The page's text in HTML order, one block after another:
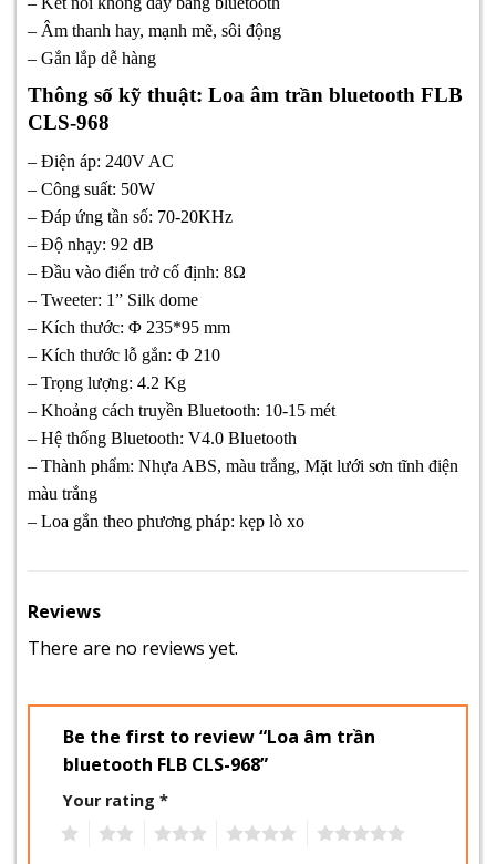
– Âm thanh hay, mạnh mẽ, sôi động
– Gắn lắp dễ hàng
Thông số kỹ thuật: Loa âm trần bluetooth FLB
CLS-968
– Điện áp: 240V AC
– Công suất: 50W
– Đáp ứng tần số: 70-20KHz
– Độ nhạy: 92 dB
– Đầu vào điển trở cố định: 8Ω
– Tweeter: 1” Silk dome
– Kích thước: Φ 235*95 mm
– Kích thước lỗ gắn: Φ 210
– Trọng lượng: 4.2 Kg
– Khoảng cách truyền Bluetooth: 10-15 mét
– Hệ thống Bluetooth: V4.0 Bluetooth
– Thành phẩm: Nhựa ABS, màu trắng, Mặt lưới sơn tĩnh điện
màu trắng
– Loa gắn theo phương pháp: kẹp lò xo
Reviews
There are no reviews yet.
Be the first to review “Loa âm trần
bluetooth FLB CLS-968”
Your rating *